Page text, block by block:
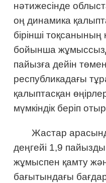
нәтижесінде
оң динамика
бірінші
бойынша
пайызға дейін
республикадағы
қалыптасқан
мүмкіндік беріп
Жастар
деңгейі 1,9
жұмыспен қамту
бағытындағы